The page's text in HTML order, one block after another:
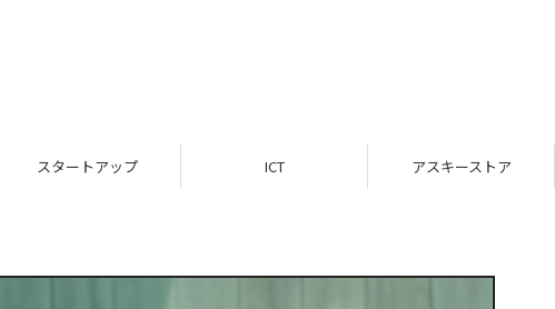
ICT アスキーストア インフォメーション